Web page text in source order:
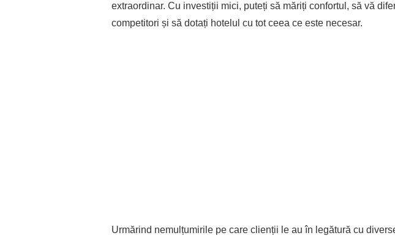
extraordinar. Cu investiții mici, puteți să măriți confortul, să vă
competitori și să dotați hotelul cu tot ceea ce este necesar.
Urmărind nemulțumirile pe care clienții le au în legătură cu